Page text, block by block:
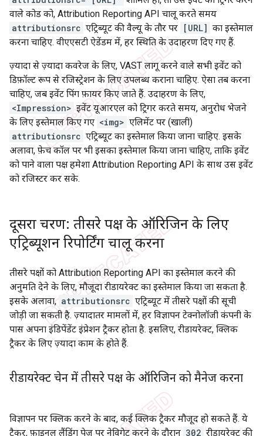
वाले कोड को, Attribution Reporting API चालू करते समय
attributionsrc एट्रिब्यूट की वैल्यू के तौर पर [URL] का इस्तेमाल
करना चाहिए. वीएएसटी ऐडेंडम में, हर स्थिति के उदाहरण दिए गए हैं.
ज़्यादा से ज़्यादा कवरेज के लिए, VAST लागू करने वाले सभी इवेंट को
डिफ़ॉल्ट रूप से रजिस्ट्रेशन के लिए उपलब्ध कराना चाहिए. ऐसा तब करना
चाहिए, जब इवेंट पिंग फ़ायर किए जाते हैं. उदाहरण के लिए,
<Impression> इवेंट यूआरएल को ट्रिगर करते समय, अनुरोध भेजने
के लिए इस्तेमाल किए गए <img> एलिमेंट पर (खाली)
attributionsrc एट्रिब्यूट का इस्तेमाल किया जाना चाहिए. इसके
अलावा, फ़ेच कॉल पर भी इसका इस्तेमाल किया जाना चाहिए, ताकि इवेंट
को पाने वाला पक्ष हमेशा Attribution Reporting API के साथ उस इवेंट
को रजिस्टर कर सके.
दूसरा चरण: तीसरे पक्ष के ऑरिजिन के लिए
एट्रिब्यूशन रिपोर्टिंग चालू करना
तीसरे पक्षों को Attribution Reporting API का इस्तेमाल करने की
अनुमति देने के लिए, मौजूदा रीडायरेक्ट का इस्तेमाल किया जा सकता है.
इसके अलावा, attributionsrc एट्रिब्यूट में तीसरे पक्षों की सूची
जोड़ी जा सकती है. ज़्यादातर मामलों में, हर विज्ञापन टेक्नोलॉजी कंपनी के
पास अपना इंडिपेंडेंट इंप्रेशन ट्रैकर होता है. इसलिए, रीडायरेक्ट, क्लिक
ट्रैकर के लिए ज़्यादा काम के होते हैं.
रीडायरेक्ट चेन में तीसरे पक्ष के ऑरिजिन को मैनेज करना
विज्ञापन पर क्लिक करने के बाद, कई क्लिक ट्रैकर मौजूद हो सकते हैं. ये
ट्रैकर, फ़ाइनल लैंडिंग पेज पर नेविगेट करने के दौरान 302 रीडायरेक्ट की